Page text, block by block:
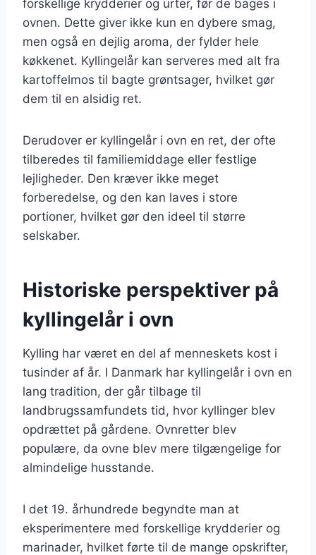
forskellige krydderier og urter, før de bages i
ovnen. Dette giver ikke kun en dybere smag,
men også en dejlig aroma, der fylder hele
køkkenet. Kyllingelår kan serveres med alt fra
kartoffelmos til bagte grøntsager, hvilket gør
dem til en alsidig ret.
Derudover er kyllingelår i ovn en ret, der ofte
tilberedes til familiemiddage eller festlige
lejligheder. Den kræver ikke meget
forberedelse, og den kan laves i store
portioner, hvilket gør den ideel til større
selskaber.
Historiske perspektiver på
kyllingelår i ovn
Kylling har været en del af menneskets kost i
tusinder af år. I Danmark har kyllingelår i ovn en
lang tradition, der går tilbage til
landbrugssamfundets tid, hvor kyllinger blev
opdrættet på gårdene. Ovnretter blev
populære, da ovne blev mere tilgængelige for
almindelige husstande.
I det 19. århundrede begyndte man at
eksperimentere med forskellige krydderier og
marinader, hvilket førte til de mange opskrifter,